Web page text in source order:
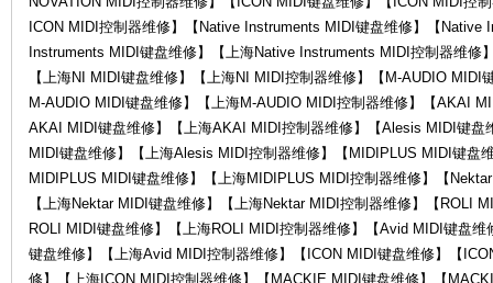
ICON MIDI控制器维修】【Native Instruments MIDI键盘维修】【
Instruments MIDI键盘维修】【上海Native Instruments MIDI控制器维修
【上海NI MIDI键盘维修】【上海NI MIDI控制器维修】【M-AUDIO
M-AUDIO MIDI键盘维修】【上海M-AUDIO MIDI控制器维修】【AKAI
AKAI MIDI键盘维修】【上海AKAI MIDI控制器维修】【Alesis MIDI键
MIDI键盘维修】【上海Alesis MIDI控制器维修】【MIDIPLUS MIDI键盘
MIDIPLUS MIDI键盘维修】【上海MIDIPLUS MIDI控制器维修】【
【上海Nektar MIDI键盘维修】【上海Nektar MIDI控制器维修】【ROLI
ROLI MIDI键盘维修】【上海ROLI MIDI控制器维修】【Avid MIDI键盘
键盘维修】【上海Avid MIDI控制器维修】【ICON MIDI键盘维修】【
修】【上海ICON MIDI控制器维修】【MACKIE MIDI键盘维修】【